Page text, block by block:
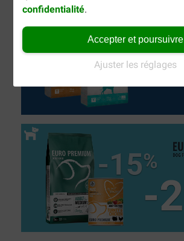
confidentialité.
Accepter et poursuivre
Ajuster les réglages